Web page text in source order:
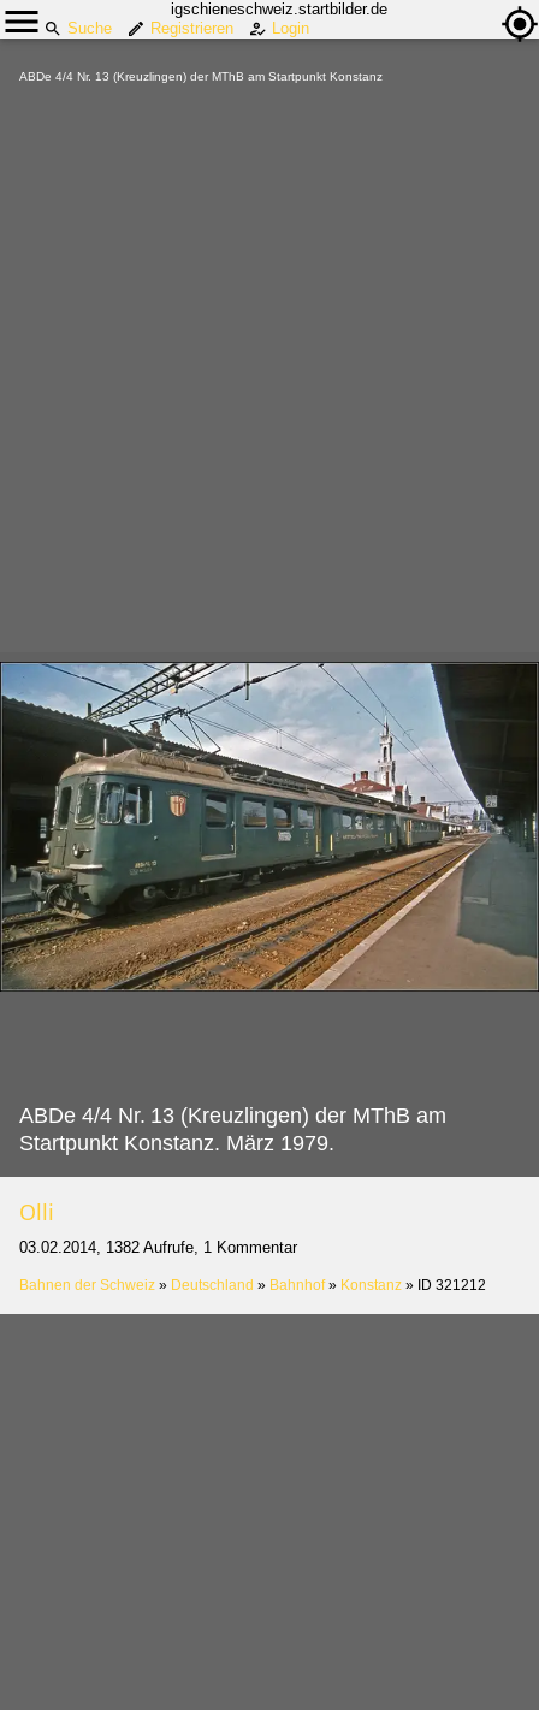
igschieneschweiz.startbilder.de
Suche
Registrieren Login
ABDe 4/4 Nr. 13 (Kreuzlingen) der MThB am Startpunkt Konstanz
ABDe 4/4 Nr. 13 (Kreuzlingen) der MThB am
Startpunkt Konstanz. März 1979.
Olli
03.02.2014, 1382 Aufrufe, 1 Kommentar
Bahnen der Schweiz » Deutschland » Bahnhof» Konstanz » ID 321212